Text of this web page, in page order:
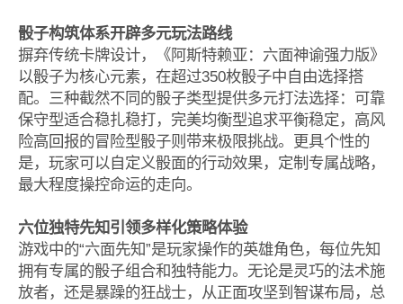
骰子构筑体系开辟多元玩法路线
摒弃传统卡牌设计，《阿斯特赖亚：六面神谕强力版》
以骰子为核心元素，在超过350枚骰子中自由选择搭
配。三种截然不同的骰子类型提供多元打法选择：可靠
保守型适合稳扎稳打，完美均衡型追求平衡稳定，高风
险高回报的冒险型骰子则带来极限挑战。更具个性的
是，玩家可以自定义骰面的行动效果，定制专属战略，
最大程度操控命运的走向。
六位独特先知引领多样化策略体验
游戏中的“六面先知”是玩家操作的英雄角色，每位先知
拥有专属的骰子组合和独特能力。无论是灵巧的法术施
放者，还是暴躁的狂战士，从正面攻坚到智谋布局，总